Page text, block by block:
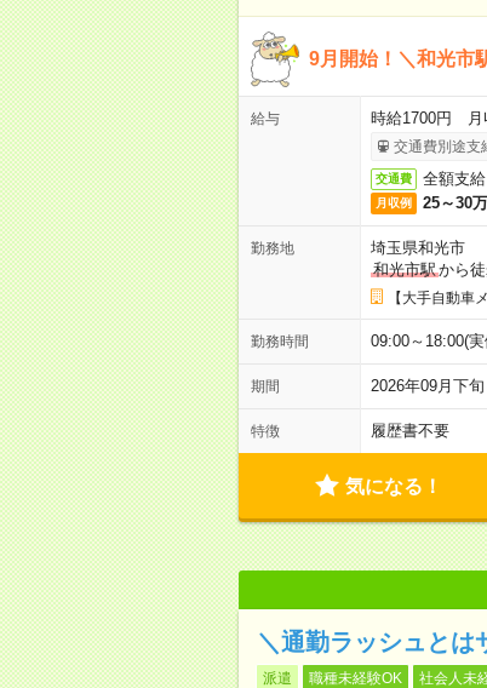
9月開始！＼和光市
給与 時給1700円 月
交通費別途支
交通費 全額支給
月収例 25～30
勤務地
埼玉県和光市
和光市駅から
【大手自動車
勤務時間 09:00～18:00(
期間 2026年09月下
特徴 履歴書不要
気になる！
＼通勤ラッシュとは
派遣 職種未経験OK 社会人未